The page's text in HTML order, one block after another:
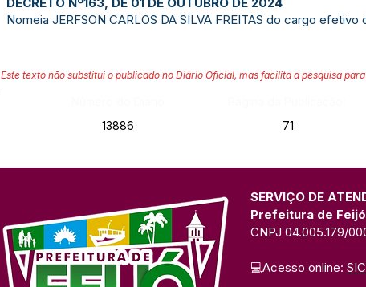
Nomeia JERFSON CARLOS DA SILVA FREITAS do cargo efetivo
Este texto não substitui o publicado no Diário Oficial, mas facilita a pesquisa
13886
71
SERVIÇO DE
Prefeitura de
CNPJ 04.005.179/
💻Acesso online: SIC